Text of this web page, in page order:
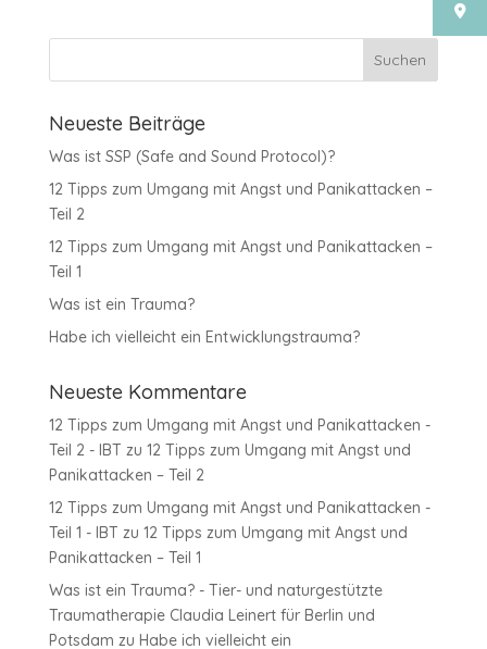
Neueste Beiträge
Was ist SSP (Safe and Sound Protocol)?
12 Tipps zum Umgang mit Angst und Panikattacken –
Teil 2
12 Tipps zum Umgang mit Angst und Panikattacken –
Teil 1
Was ist ein Trauma?
Habe ich vielleicht ein Entwicklungstrauma?
Neueste Kommentare
12 Tipps zum Umgang mit Angst und Panikattacken -
Teil 2 - IBT zu 12 Tipps zum Umgang mit Angst und
Panikattacken – Teil 2
12 Tipps zum Umgang mit Angst und Panikattacken -
Teil 1 - IBT zu 12 Tipps zum Umgang mit Angst und
Panikattacken – Teil 1
Was ist ein Trauma? - Tier- und naturgestützte
Traumatherapie Claudia Leinert für Berlin und
Potsdam zu Habe ich vielleicht ein